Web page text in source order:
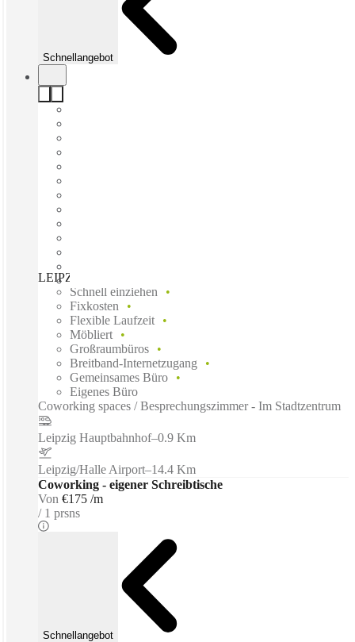
Schnellangebot
LEIPZIG, Neumarkt, Leipzig, 04109
Schnell einziehen
Fixkosten
Flexible Laufzeit
Möbliert
Großraumbüros
Breitband-Internetzugang
Gemeinsames Büro
Eigenes Büro
Coworking spaces / Besprechungszimmer - Im Stadtzentrum
Leipzig Hauptbahnhof–0.9 Km
Leipzig/Halle Airport–14.4 Km
Coworking - eigener Schreibtische
Von €175 /m
1 prsns
Schnellangebot